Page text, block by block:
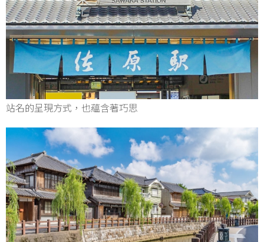
站名的呈現方式，也蘊含著巧思